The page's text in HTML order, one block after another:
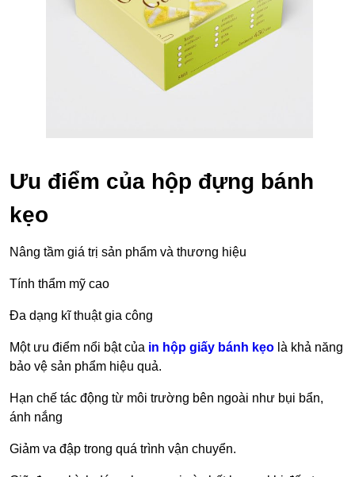
Ưu điểm của hộp đựng bánh
kẹo
Nâng tầm giá trị sản phẩm và thương hiệu
Tính thẩm mỹ cao
Đa dạng kĩ thuật gia công
Một ưu điểm nổi bật của in hộp giấy bánh kẹo là khả năng
bảo vệ sản phẩm hiệu quả.
Hạn chế tác động từ môi trường bên ngoài như bụi bẩn,
ánh nắng
Giảm va đập trong quá trình vận chuyển.